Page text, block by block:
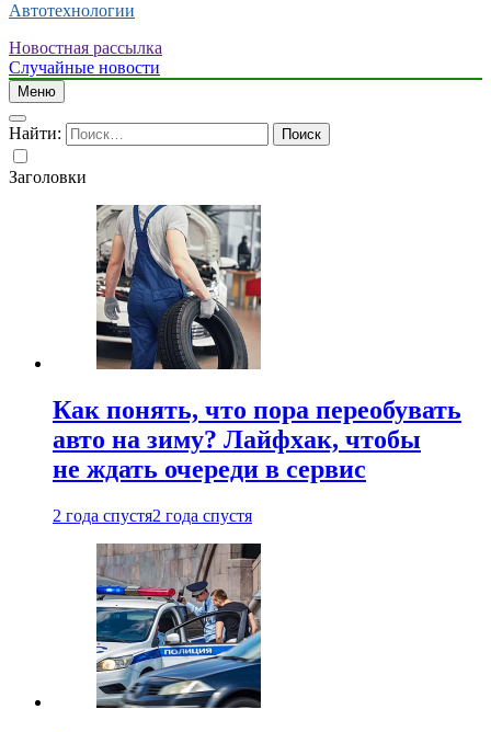
Автотехнологии
Новостная рассылка
Случайные новости
Меню
Найти:
Заголовки
Как понять, что пора переобувать
авто на зиму? Лайфхак, чтобы
не ждать очереди в сервис
2 года спустя2 года спустя